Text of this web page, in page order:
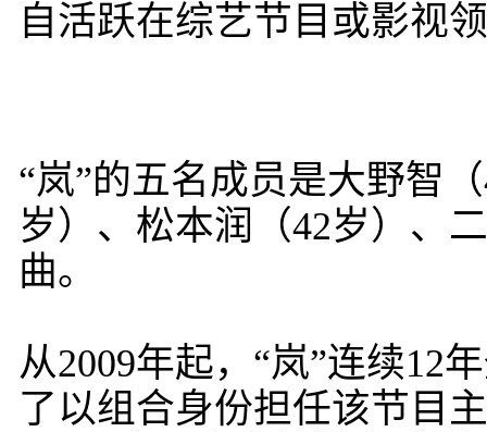
自活跃在综艺节目或影视
“岚”的五名成员是大野智
岁）、松本润（42岁）、
曲。
从2009年起，“岚”连续12
了以组合身份担任该节目